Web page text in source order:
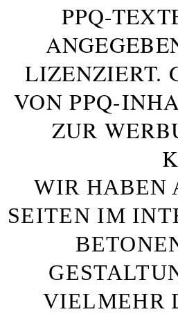
PPQ-
LIZENZIERT.
VON PPQ-
ZUR
WIR HABEN
SEITEN IM
VIELMEHR